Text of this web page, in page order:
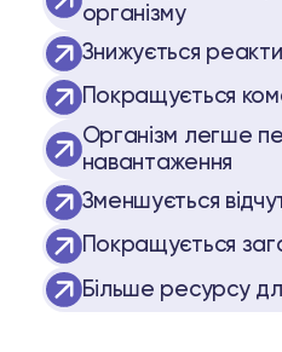
організму
Знижується
Покращується
Організм легше
навантаження
Зменшується
Покращується
Більше ресурсу